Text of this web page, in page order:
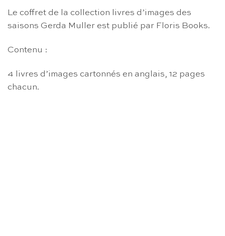
Le coffret de la collection livres d’images des
saisons Gerda Muller est publié par Floris Books.
Contenu :
4 livres d’images cartonnés en anglais, 12 pages
chacun.